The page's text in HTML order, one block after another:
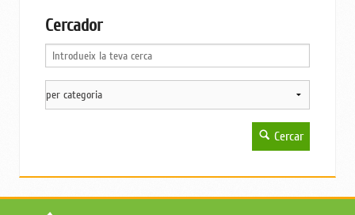
Cercador
Cercar